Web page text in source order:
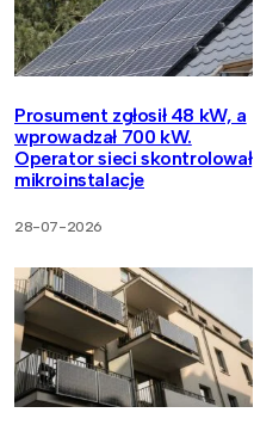
Prosument zgłosił 48 kW, a
wprowadzał 700 kW.
Operator sieci skontrolował
mikroinstalacje
28-07-2026